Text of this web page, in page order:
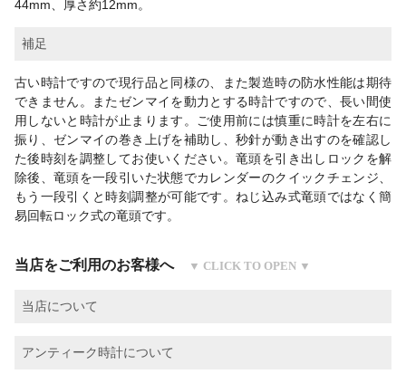
44mm、厚さ約12mm。
補足
古い時計ですので現行品と同様の、また製造時の防水性能は期待
できません。またゼンマイを動力とする時計ですので、長い間使
用しないと時計が止まります。ご使用前には慎重に時計を左右に
振り、ゼンマイの巻き上げを補助し、秒針が動き出すのを確認し
た後時刻を調整してお使いください。竜頭を引き出しロックを解
除後、竜頭を一段引いた状態でカレンダーのクイックチェンジ、
もう一段引くと時刻調整が可能です。ねじ込み式竜頭ではなく簡
易回転ロック式の竜頭です。
当店をご利用のお客様へ
当店について
アンティーク時計について